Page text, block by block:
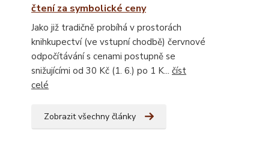
čtení za symbolické ceny
Jako již tradičně probíhá v prostorách
knihkupectví (ve vstupní chodbě) červnové
odpočítávání s cenami postupně se
snižujícími od 30 Kč (1. 6.) po 1 K... číst
celé
Zobrazit všechny články